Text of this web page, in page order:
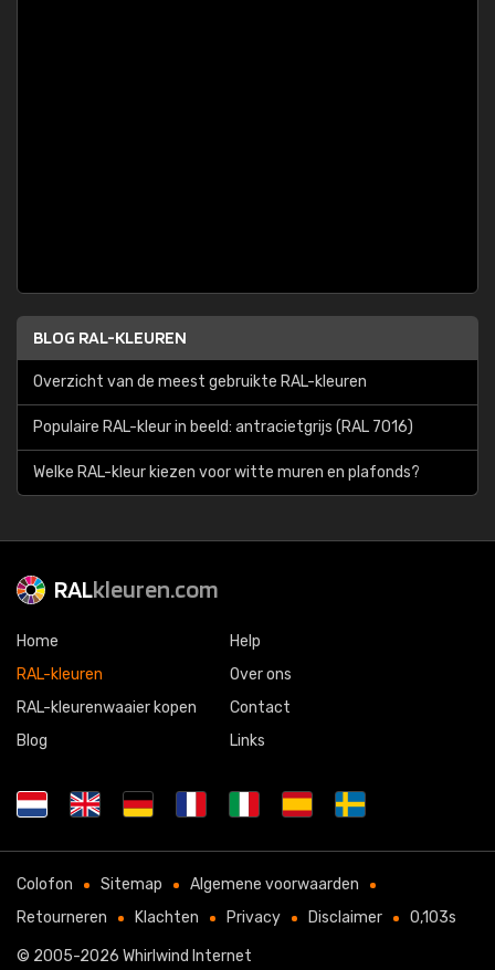
BLOG RAL-KLEUREN
Overzicht van de meest gebruikte RAL-kleuren
Populaire RAL-kleur in beeld: antracietgrijs (RAL 7016)
Welke RAL-kleur kiezen voor witte muren en plafonds?
RALkleuren.com
Home
RAL-kleuren
RAL-kleurenwaaier kopen
Blog
Help
Over ons
Contact
Links
Colofon Sitemap
Algemene voorwaarden
Retourneren
Klachten Privacy Disclaimer 0,103s
© 2005-2026 Whirlwind Internet